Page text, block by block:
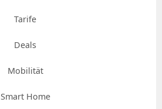
Tarife
Deals
Mobilität
Smart Home